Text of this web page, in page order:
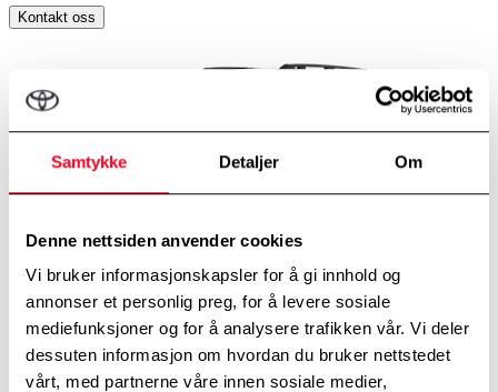
Samtykke Detaljer Om
Denne nettsiden anvender cookies
Vi bruker informasjonskapsler for å gi innhold og
annonser et personlig preg, for å levere sosiale
mediefunksjoner og for å analysere trafikken vår. Vi deler
dessuten informasjon om hvordan du bruker nettstedet
vårt, med partnerne våre innen sosiale medier,
Kontakt oss
Active Tech
Standardutstyr inkluderer: